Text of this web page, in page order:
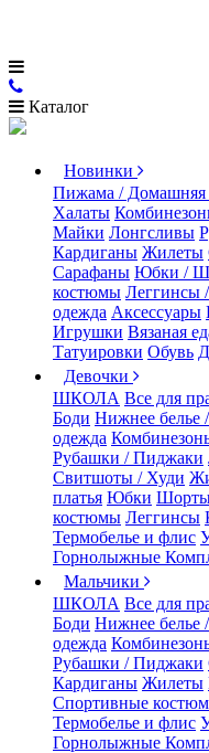
Каталог
Новинки
Пижама / Домашняя
Халаты
Майки Лонгсливы
Кардиганы Жилеты
Сарафаны Юбки /
костюмы Леггинсы
одежда Аксессуары
Игрушки Вязаная
Татуировки Обувь
Девочки
ШКОЛА Все для
Боди Нижнее белье
одежда
Рубашки / Пиджаки
Свитшоты / Худи
платья Юбки
костюмы Леггинсы
Термобелье и флис
Горнолыжные
Мальчики
ШКОЛА Все для
Боди Нижнее белье
одежда
Рубашки / Пиджаки
Кардиганы Жилеты
Спортивные
Термобелье и флис
Горнолыжные